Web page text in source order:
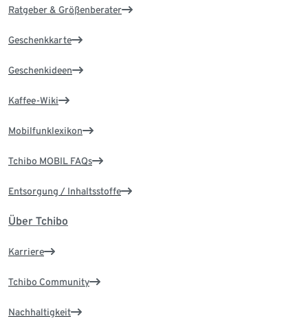
Ratgeber & Größenberater
Geschenkkarte
Geschenkideen
Kaffee-Wiki
Mobilfunklexikon
Tchibo MOBIL FAQs
Entsorgung / Inhaltsstoffe
Über Tchibo
Karriere
Tchibo Community
Nachhaltigkeit